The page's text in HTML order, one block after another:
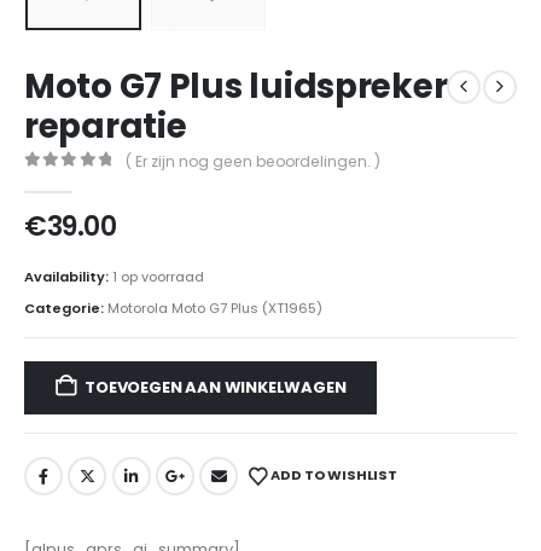
Moto G7 Plus luidspreker
reparatie
( Er zijn nog geen beoordelingen. )
€39.00
Availability: 1 op voorraad
Categorie: Motorola Moto G7 Plus (XT1965)
TOEVOEGEN AAN WINKELWAGEN
ADD TO WISHLIST